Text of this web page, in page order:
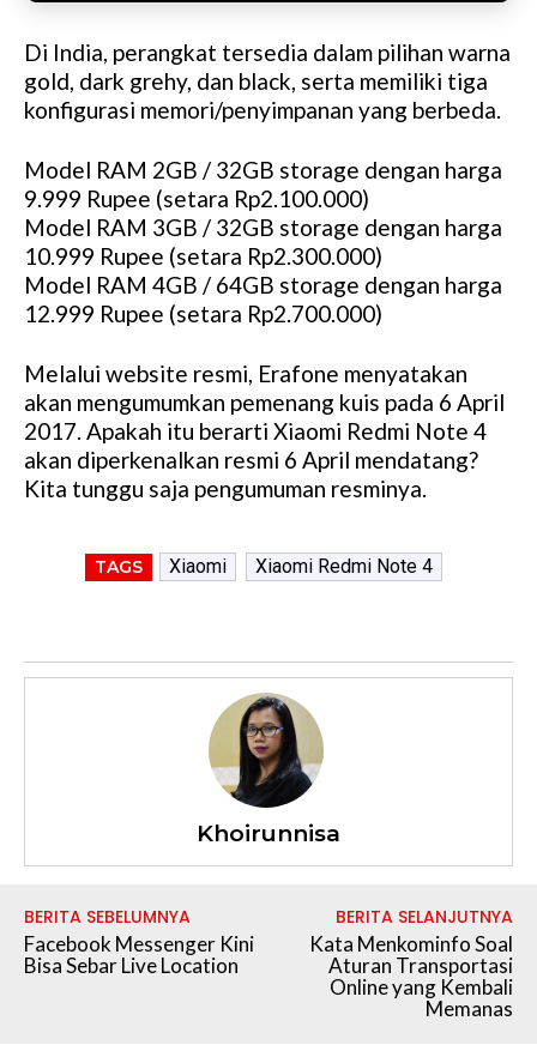
Di India, perangkat tersedia dalam pilihan warna
gold, dark grehy, dan black, serta memiliki tiga
konfigurasi memori/penyimpanan yang berbeda.
Model RAM 2GB / 32GB storage dengan harga
9.999 Rupee (setara Rp2.100.000)
Model RAM 3GB / 32GB storage dengan harga
10.999 Rupee (setara Rp2.300.000)
Model RAM 4GB / 64GB storage dengan harga
12.999 Rupee (setara Rp2.700.000)
Melalui website resmi, Erafone menyatakan
akan mengumumkan pemenang kuis pada 6 April
2017. Apakah itu berarti Xiaomi Redmi Note 4
akan diperkenalkan resmi 6 April mendatang?
Kita tunggu saja pengumuman resminya.
TAGS Xiaomi Xiaomi Redmi Note 4
Khoirunnisa
BERITA SEBELUMNYA
Facebook Messenger Kini
Bisa Sebar Live Location
BERITA SELANJUTNYA
Kata Menkominfo Soal
Aturan Transportasi
Online yang Kembali
Memanas